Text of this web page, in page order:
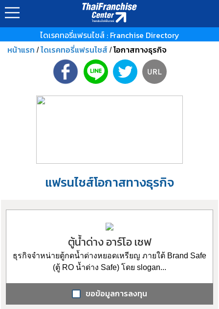
ไดเรคทอรี่แฟรนไชส์ : Franchise Directory
หน้าแรก /ไดเรคทอรี่แฟรนไชส์ /โอกาสทางธุรกิจ
แฟรนไชส์โอกาสทางธุรกิจ
ตู้น้ำด่าง อาร์โอ เซฟ
ธุรกิจจำหน่ายตู้กดน้ำด่างหยอดเหรียญ ภายใต้ Brand Safe
(ตู้ RO น้ำด่าง Safe) โดย slogan...
ขอข้อมูลการลงทุน